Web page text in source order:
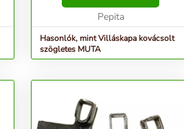
Pepita
Hasonlók, mint Villáskapa kovácsolt
szögletes MUTA